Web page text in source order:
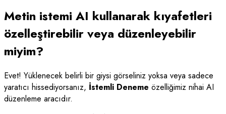
Metin istemi AI kullanarak kıyafetleri
özelleştirebilir veya düzenleyebilir
miyim?
Evet! Yüklenecek belirli bir giysi görseliniz yoksa veya sadece
yaratıcı hissediyorsanız, İstemli Deneme özelliğimiz nihai AI
düzenleme aracıdır.